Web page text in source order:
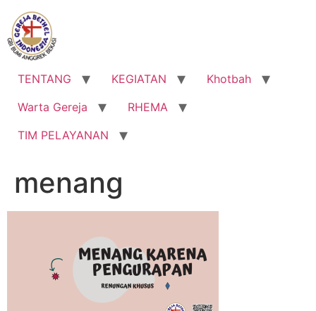
Lewati
konten
TENTANG KEGIATAN
Khotbah
Warta Gereja
RHEMA
TIM PELAYANAN
menang